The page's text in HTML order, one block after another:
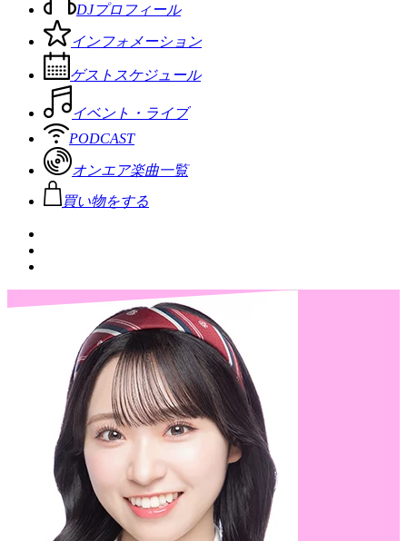
DJプロフィール
インフォメーション
ゲストスケジュール
イベント・ライブ
PODCAST
オンエア楽曲一覧
買い物をする